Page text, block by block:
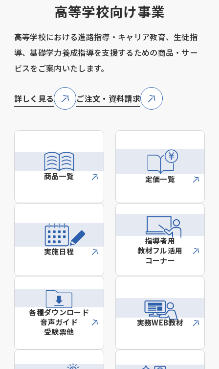
高等学校向け事業
高等学校における進路指導・キャリア教育、生徒指
導、基礎学力養成指導を支援するための商品・サー
ビスをご案内いたします。
詳しく見る ご注文・資料請求
商品一覧 定価一覧
実施日程
指導者用
教材フル活用
コーナー
各種ダウンロード
音声ガイド
受験票他
実務WEB教材